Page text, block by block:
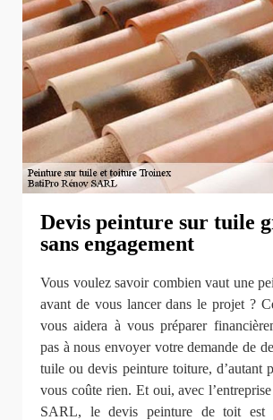
Devis peinture sur tuile
sans engagement
Vous voulez savoir combien vaut une
avant de vous lancer dans le projet ?
vous aidera à vous préparer
pas à nous envoyer votre demande de
tuile ou devis peinture toiture, d’autant
vous coûte rien. Et oui, avec
SARL, le devis peinture de toit est